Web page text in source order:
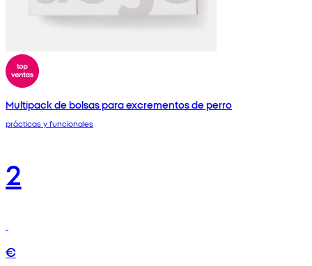
Multipack de bolsas para excrementos de perro
prácticas y funcionales
2
€